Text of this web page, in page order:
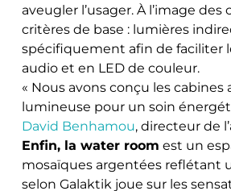
aveugler l’usager. À l’image
critères de base : lumières
spécifiquement afin de faciliter
audio et en LED de couleur.
« Nous avons conçu les
lumineuse pour un soin
David Benhamou, directeur de
Enfin, la water room est un
mosaïques argentées reflétant
selon Galaktik joue sur les